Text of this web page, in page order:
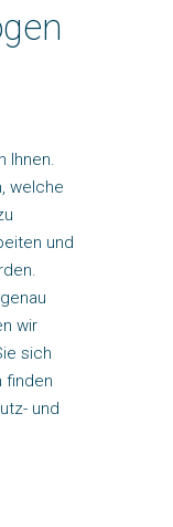
Ihnen.
welche
und
wir
sich
finden
und